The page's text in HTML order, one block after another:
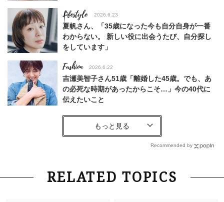
Lifestyle 2026.6.23
夏帆さん、「35歳になった今も自分自身が一番
わからない。 新しい役に出会うたび、自分探し
をしています」
Fashion 2026.6.22
吉瀬美智子さん51歳「離婚した45歳。でも、あ
の必死な時期があったからこそ…」今の40代に
伝えたいこと
Fashion
【40代コンサバ派】白Tシャツは「パール×ゴー
Lifestyle 2026.7.29
「お若いですね」は褒め言葉？“若い＝美しい”と
Recommended by
RELATED TOPICS